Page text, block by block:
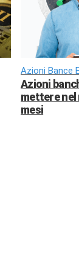
Azioni Bance
Azioni
mettere nel
mesi